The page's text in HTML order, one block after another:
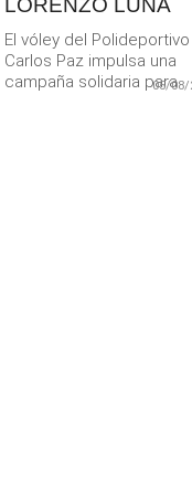
LORENZO LUNA
El vóley del Polideportivo
Carlos Paz impulsa una
campaña solidaria para
05/08/